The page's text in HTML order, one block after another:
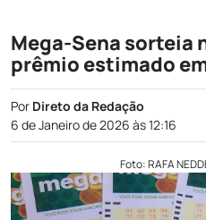
Mega-Sena sorteia
prêmio estimado
Por Direto da Redação
6 de Janeiro de 2026 às 12:16
Foto: RAFA